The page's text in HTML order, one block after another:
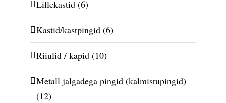
Lillekastid (6)
Kastid/kastpingid (6)
Riiulid / kapid (10)
Metall jalgadega pingid (kalmistupingid)
(12)